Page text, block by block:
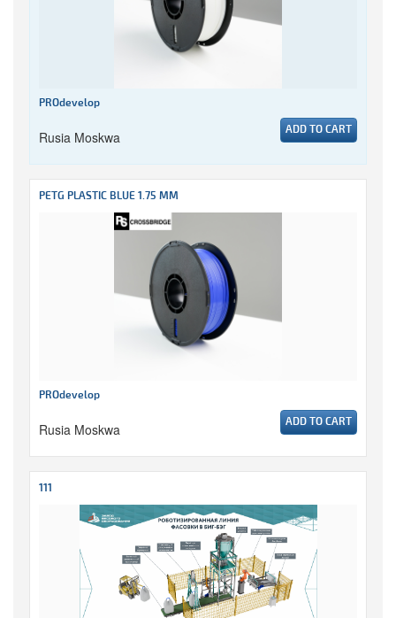
PROdevelop
Rusia Moskwa ADD TO CART
PETG PLASTIC BLUE 1.75 MM
PROdevelop
Rusia Moskwa ADD TO CART
111